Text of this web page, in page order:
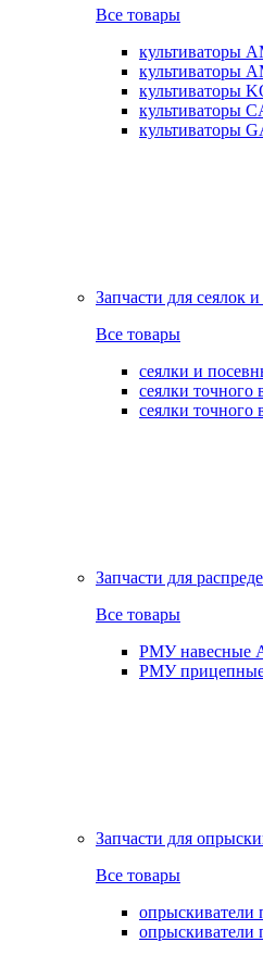
Все товары
культиваторы
культиваторы
культиваторы
культиваторы
Запчасти для сеялок
Все товары
сеялки и
сеялки
сеялки
Запчасти для
Все товары
РМУ навесные
РМУ
Запчасти для
Все товары
опрыскиватели